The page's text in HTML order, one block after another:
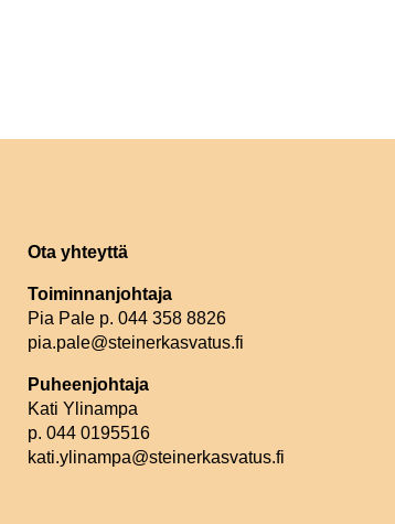
Ota yhteyttä
Toiminnanjohtaja
Pia Pale p. 044 358 8826
pia.pale@steinerkasvatus.fi
Puheenjohtaja
Kati Ylinampa
p. 044 0195516
kati.ylinampa@steinerkasvatus.fi